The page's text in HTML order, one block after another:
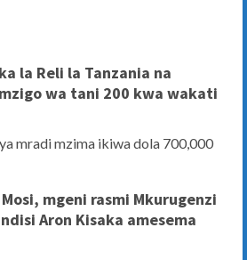
la Reli la Tanzania na
wa tani 200 kwa wakati
mradi mzima ikiwa dola 700,000
mgeni rasmi Mkurugenzi
Aron Kisaka amesema